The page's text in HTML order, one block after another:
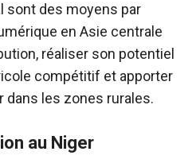
sont des moyens par
en Asie centrale
réaliser son potentiel
compétitif et apporter
dans les zones rurales.
au Niger